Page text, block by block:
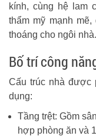
kính, cùng hệ lam
thẩm mỹ mạnh
thoáng cho ngôi nhà.
Bố trí công
Cấu trúc nhà được
dụng:
Tầng trệt: Gồm
hợp phòng ăn và